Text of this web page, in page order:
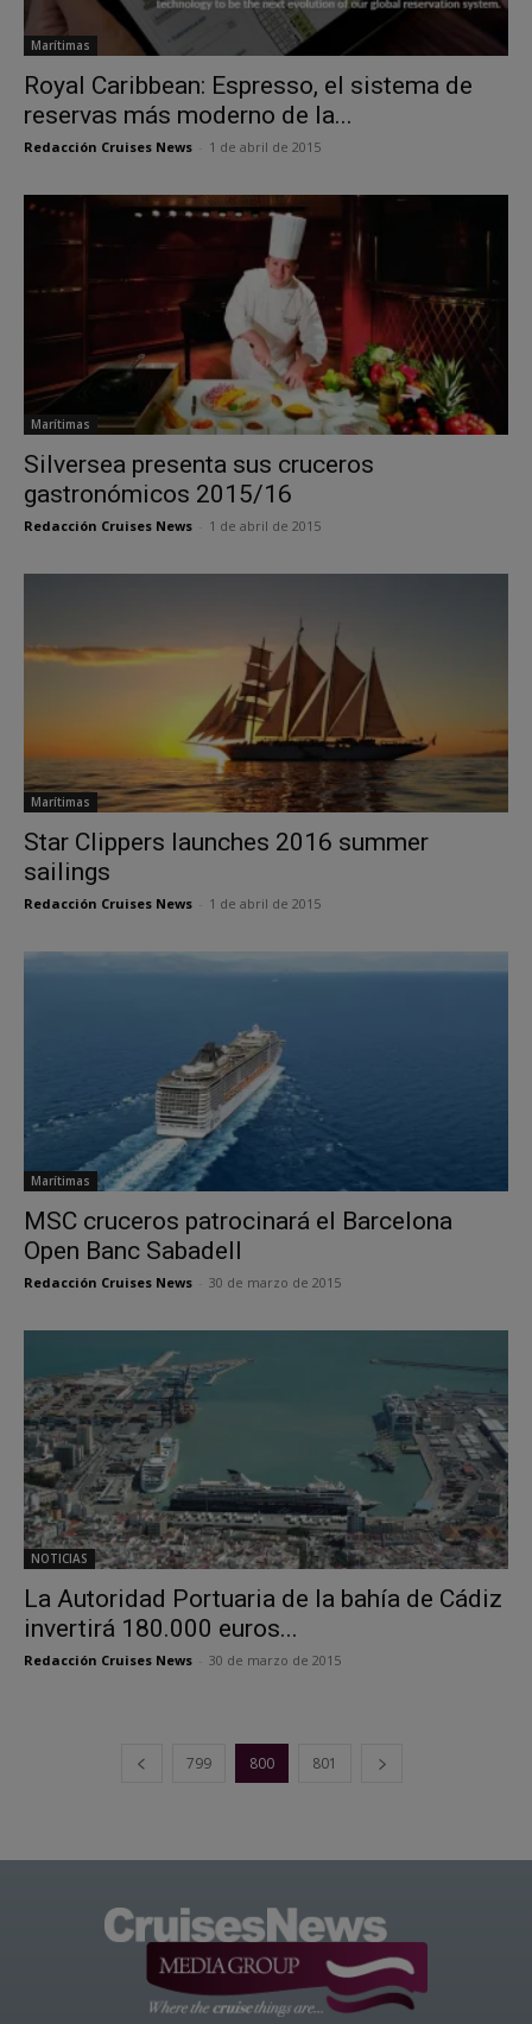
Marítimas
Royal Caribbean: Espresso, el sistema de
reservas más moderno de la...
Redacción Cruises News 1 de abril de 2015
Marítimas
Silversea presenta sus cruceros
gastronómicos 2015/16
Redacción Cruises News 1 de abril de 2015
Marítimas
Star Clippers launches 2016 summer
sailings
Redacción Cruises News 1 de abril de 2015
Marítimas
MSC cruceros patrocinará el Barcelona
Open Banc Sabadell
Redacción Cruises News 30 de marzo de 2015
NOTICIAS
La Autoridad Portuaria de la bahía de Cádiz
invertirá 180.000 euros...
Redacción Cruises News 30 de marzo de 2015
799 800 801